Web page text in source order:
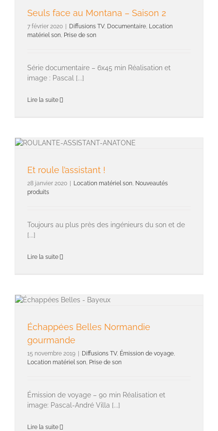
Seuls face au Montana – Saison 2
7 février 2020 Diffusions TV, Documentaire, Location
matériel son, Prise de son
Série documentaire – 6x45 min Réalisation et
image : Pascal [...]
Lire la suite
Et roule l’assistant !
28 janvier 2020 Location matériel son, Nouveautés
produits
Toujours au plus près des ingénieurs du son et de
[...]
Lire la suite
Échappées Belles Normandie
gourmande
15 novembre 2019 Diffusions TV, Émission de voyage,
Location matériel son, Prise de son
Émission de voyage – 90 min Réalisation et
image: Pascal-André Villa [...]
Lire la suite